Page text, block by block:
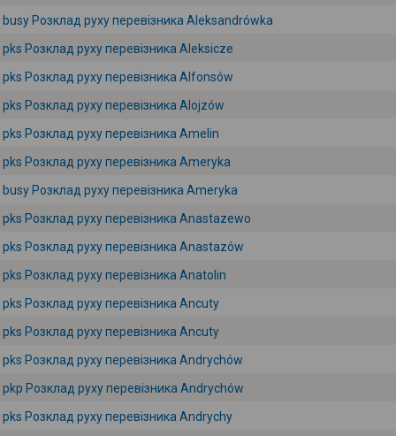
busy Розклад руху перевізника Aleksandrówka
pks Розклад руху перевізника Aleksicze
pks Розклад руху перевізника Alfonsów
pks Розклад руху перевізника Alojzów
pks Розклад руху перевізника Amelin
pks Розклад руху перевізника Ameryka
busy Розклад руху перевізника Ameryka
pks Розклад руху перевізника Anastazewo
pks Розклад руху перевізника Anastazów
pks Розклад руху перевізника Anatolin
pks Розклад руху перевізника Ancuty
pks Розклад руху перевізника Ancuty
pks Розклад руху перевізника Andrychów
pkp Розклад руху перевізника Andrychów
pks Розклад руху перевізника Andrychy